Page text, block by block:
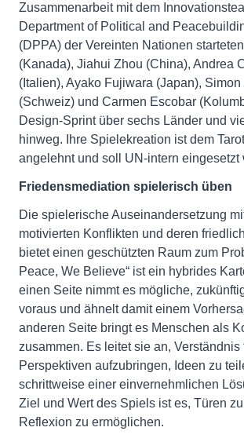
Zusammenarbeit mit dem
Department of Political and
(DPPA) der Vereinten Nationen
(Kanada), Jiahui Zhou (China), Andrea
(Italien), Ayako Fujiwara (Japan),
(Schweiz) und Carmen Escobar
Design-Sprint über sechs Länder und
hinweg. Ihre Spielekreation ist dem
angelehnt und soll UN-intern eingesetzt
Friedensmediation spielerisch üben
Die spielerische Auseinandersetzung
motivierten Konflikten und deren
bietet einen geschützten Raum zum
Peace, We Believe“ ist ein hybrides
einen Seite nimmt es mögliche,
voraus und ähnelt damit einem
anderen Seite bringt es Menschen als
zusammen. Es leitet sie an, Verständnis
Perspektiven aufzubringen, Ideen zu
schrittweise einer einvernehmlichen
Ziel und Wert des Spiels ist es, Türen
Reflexion zu ermöglichen.